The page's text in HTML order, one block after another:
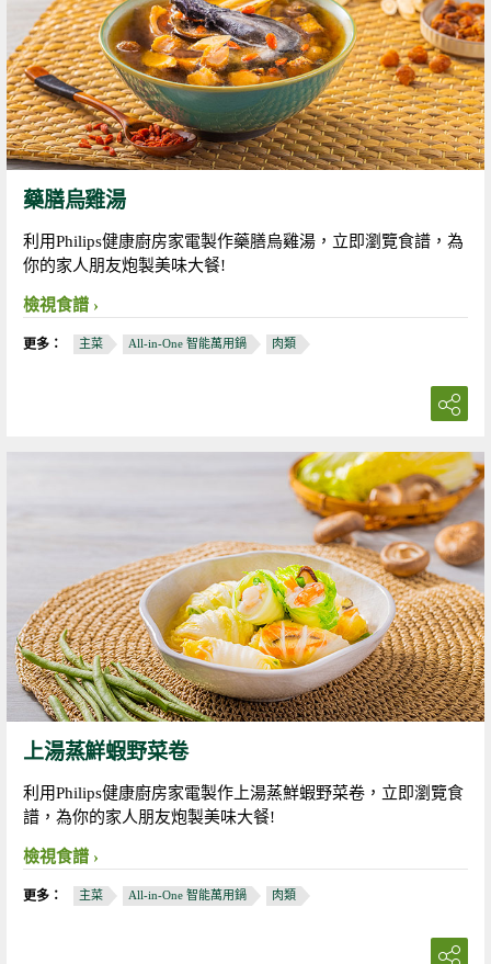
藥膳烏雞湯
利用Philips健康廚房家電製作藥膳烏雞湯，立即瀏覽食譜，為
你的家人朋友炮製美味大餐!
檢視食譜
更多： 主菜 All-in-One 智能萬用鍋 肉類
上湯蒸鮮蝦野菜卷
利用Philips健康廚房家電製作上湯蒸鮮蝦野菜卷，立即瀏覽食
譜，為你的家人朋友炮製美味大餐!
檢視食譜
更多： 主菜 All-in-One 智能萬用鍋 肉類